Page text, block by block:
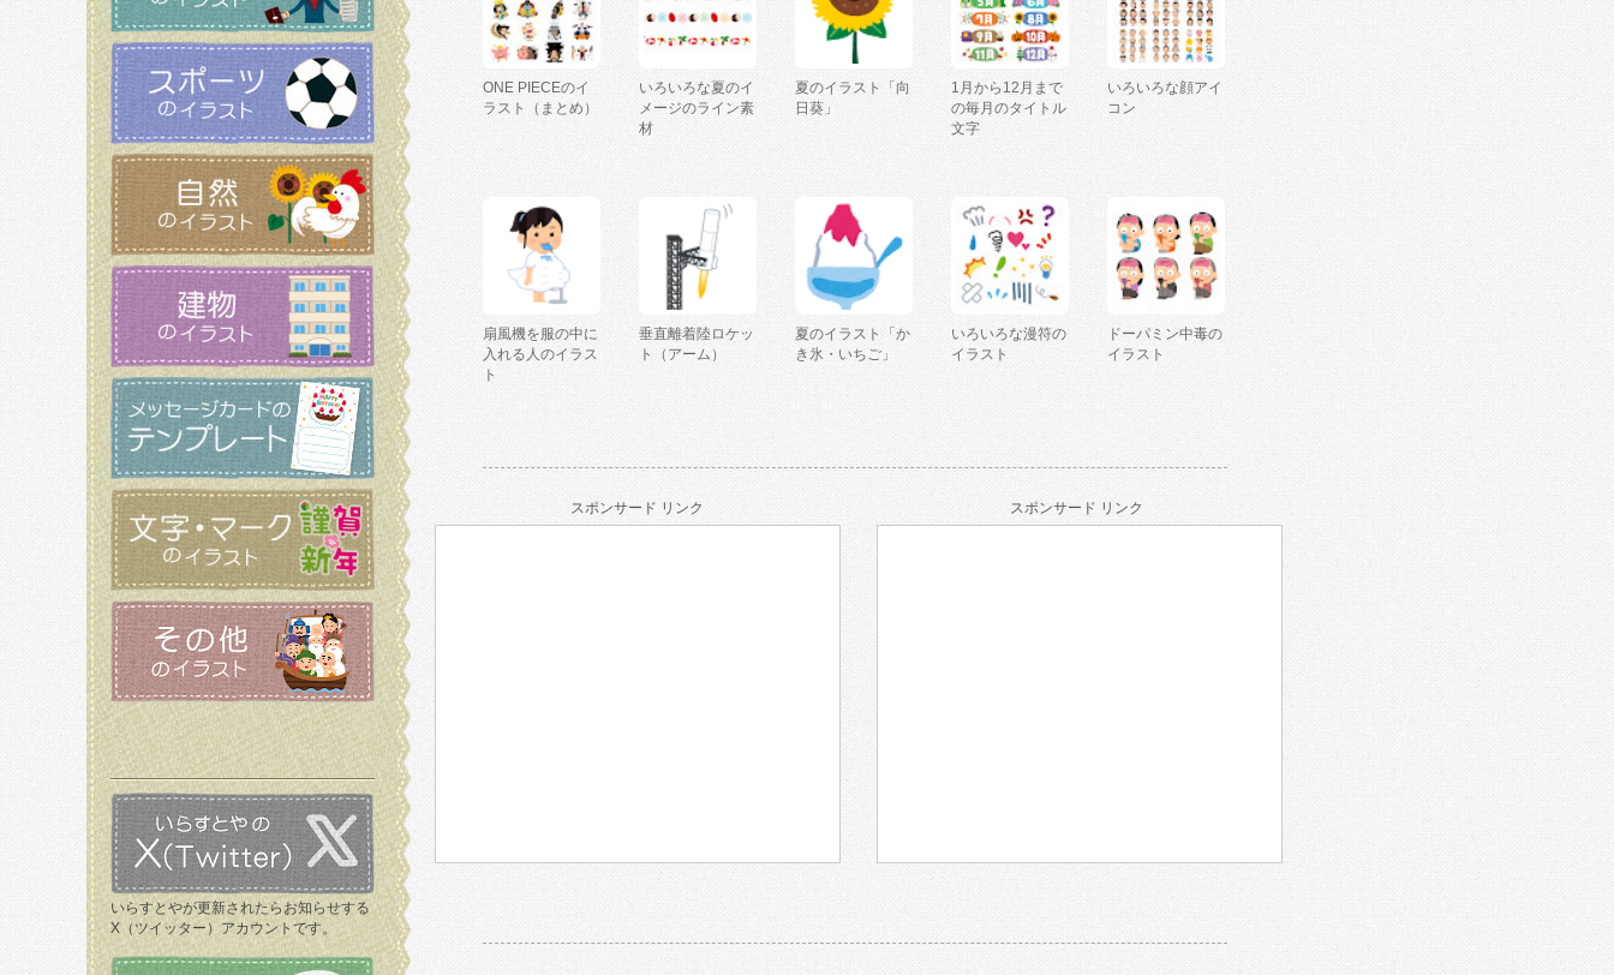
いらすとやが更新されたらお知らせする
X（ツイッター）アカウントです。
ONE PIECEのイ
ラスト（まとめ）
いろいろな夏のイ
メージのライン素
材
夏のイラスト「向
日葵」
1月から12月まで
の毎月のタイトル
文字
いろいろな顔アイ
コン
扇風機を服の中に
入れる人のイラス
ト
垂直離着陸ロケッ
ト（アーム）
夏のイラスト「か
き氷・いちご」
いろいろな漫符の
イラスト
ドーパミン中毒の
イラスト
スポンサード リンク スポンサード リンク